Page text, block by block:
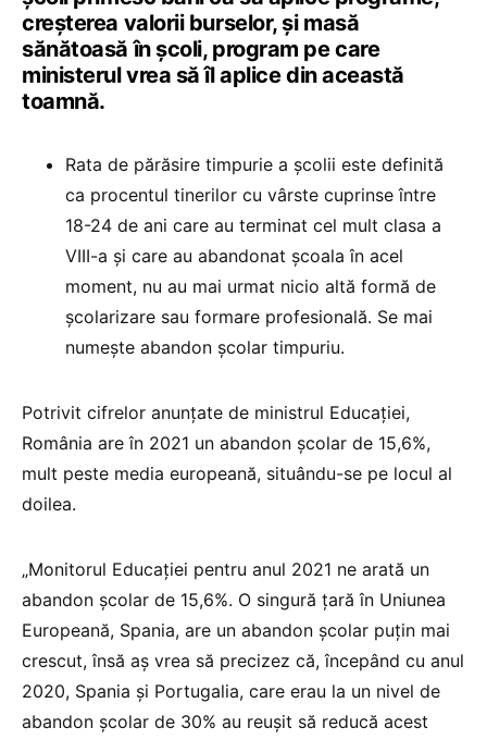
creșterea valorii burselor, și masă
sănătoasă în școli, program pe care
ministerul vrea să îl aplice din această
toamnă.
Rata de părăsire timpurie a școlii este definită
ca procentul tinerilor cu vârste cuprinse între
18-24 de ani care au terminat cel mult clasa a
VIII-a și care au abandonat școala în acel
moment, nu au mai urmat nicio altă formă de
școlarizare sau formare profesională. Se mai
numește abandon școlar timpuriu.
Potrivit cifrelor anunțate de ministrul Educației,
România are în 2021 un abandon școlar de 15,6%,
mult peste media europeană, situându-se pe locul al
doilea.
„Monitorul Educației pentru anul 2021 ne arată un
abandon școlar de 15,6%. O singură țară în Uniunea
Europeană, Spania, are un abandon școlar puțin mai
crescut, însă aș vrea să precizez că, începând cu anul
2020, Spania și Portugalia, care erau la un nivel de
abandon școlar de 30% au reușit să reducă acest